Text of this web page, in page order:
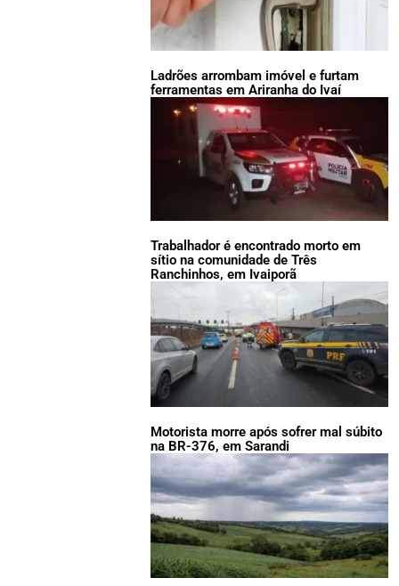
Ladrões arrombam imóvel e furtam
ferramentas em Ariranha do Ivaí
Trabalhador é encontrado morto em
sítio na comunidade de Três
Ranchinhos, em Ivaiporã
Motorista morre após sofrer mal súbito
na BR-376, em Sarandi